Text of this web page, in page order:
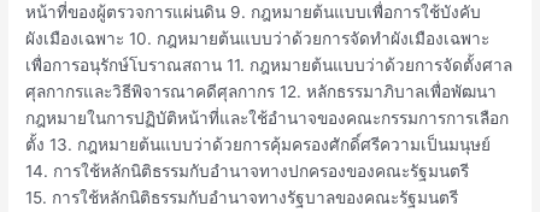
หน้าที่ของผู้ตรวจการแผ่นดิน 9. กฎหมายต้นแบบเพื่อการใช้บังคับ
ผังเมืองเฉพาะ 10. กฎหมายต้นแบบว่าด้วยการจัดทำผังเมืองเฉพาะ
เพื่อการอนุรักษ์โบราณสถาน 11. กฎหมายต้นแบบว่าด้วยการจัดตั้งศาล
ศุลกากรและวิธีพิจารณาคดีศุลกากร 12. หลักธรรมาภิบาลเพื่อพัฒนา
กฎหมายในการปฏิบัติหน้าที่และใช้อำนาจของคณะกรรมการการเลือก
ตั้ง 13. กฎหมายต้นแบบว่าด้วยการคุ้มครองศักดิ์ศรีความเป็นมนุษย์
14. การใช้หลักนิติธรรมกับอำนาจทางปกครองของคณะรัฐมนตรี
15. การใช้หลักนิติธรรมกับอำนาจทางรัฐบาลของคณะรัฐมนตรี